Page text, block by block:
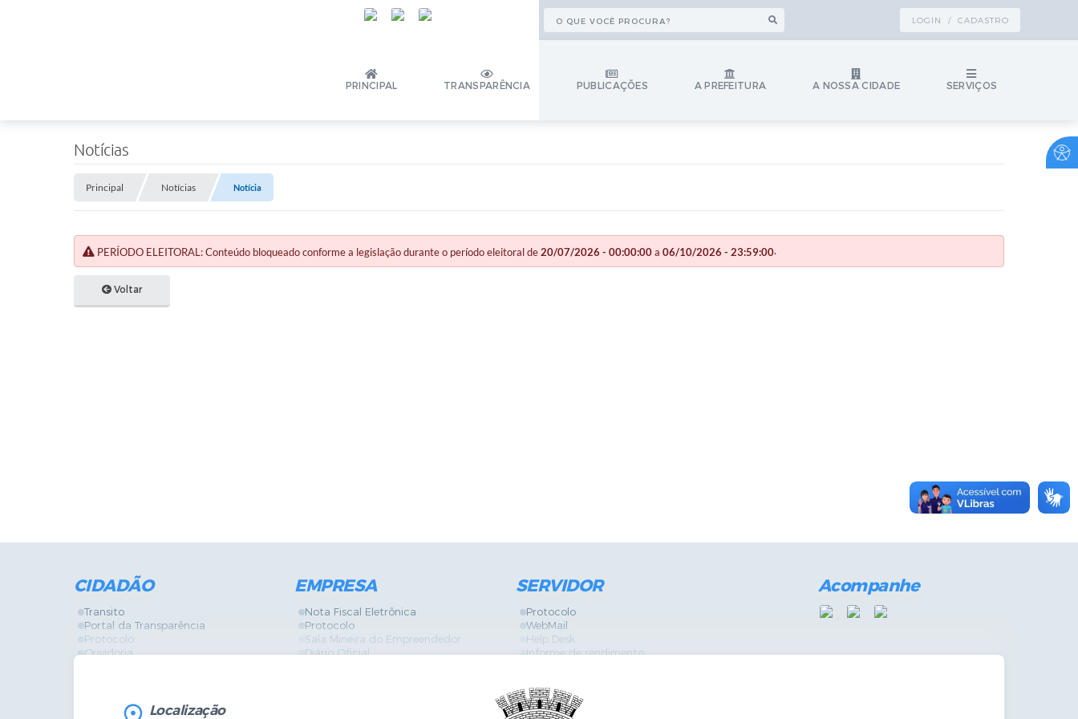
LOGIN / CADASTRO
PRINCIPAL TRANSPARÊNCIA PUBLICAÇÕES A PREFEITURA A NOSSA CIDADE SERVIÇOS
Notícias
Principal Notícias Notícia
PERÍODO ELEITORAL: Conteúdo bloqueado conforme a legislação durante o período eleitoral de20/07/2026 - 00:00:00a 06/10/2026 - 23:59:00.
Voltar
CIDADÃO
Transito
Portal da Transparência
Protocolo
Ouvidoria
Legislação
EMPRESA
Nota Fiscal Eletrônica
Protocolo
Sala Mineira do Empreendedor
Diário Oficial
SERVIDOR
Protocolo
WebMail
Help Desk
Informe de rendimento
GPI
Diário Oficial
Acompanhe
Localização